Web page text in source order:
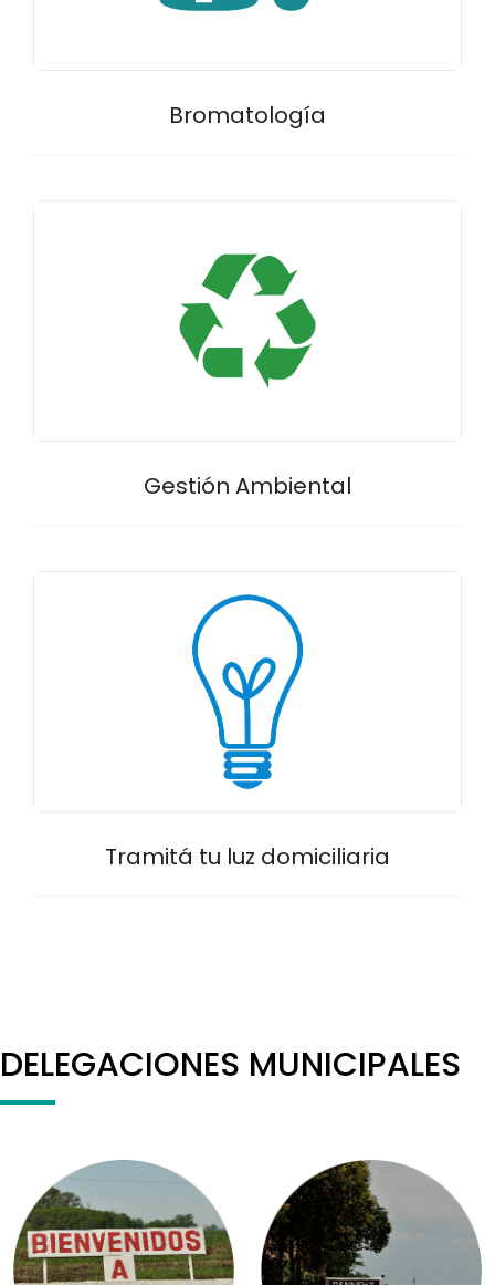
Bromatología
Gestión Ambiental
Tramitá tu luz domiciliaria
DELEGACIONES MUNICIPALES